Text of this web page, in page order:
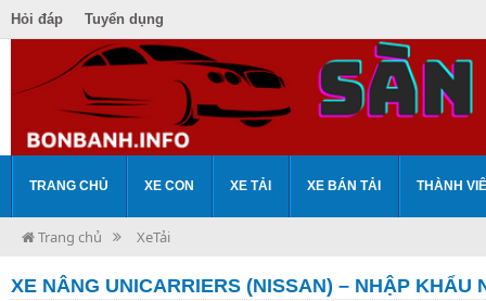
Hỏi đáp Tuyển dụng
TRANG CHỦ XE CON XE TẢI XE BÁN TẢI THÀNH
Trang chủ XeTải
XE NÂNG UNICARRIERS (NISSAN) – NHẬP KHẨU